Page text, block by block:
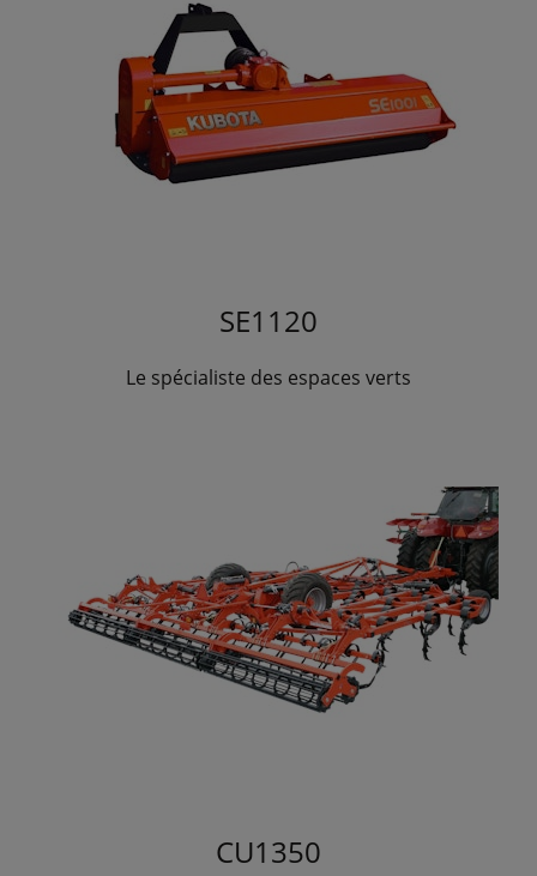
SE1120
Le spécialiste des espaces verts
CU1350